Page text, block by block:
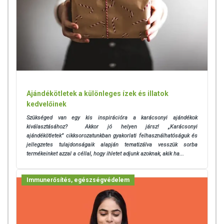
Ajándékötletek a különleges ízek és illatok
kedvelőinek
Szükséged van egy kis inspirációra a karácsonyi ajándékok
kiválasztásához? Akkor jó helyen jársz! „Karácsonyi
ajándékötletek” cikksorozatunkban gyakorlati felhasználhatóságuk és
jellegzetes tulajdonságaik alapján tematizálva vesszük sorba
termékeinket azzal a céllal, hogy ihletet adjunk azoknak, akik ha...
Immunerősítés, egészségvédelem